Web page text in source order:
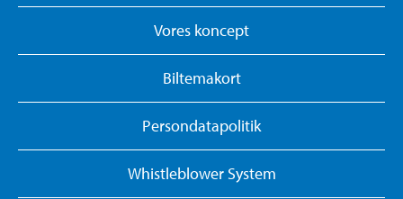
Vores koncept
Biltemakort
Persondatapolitik
Whistleblower System